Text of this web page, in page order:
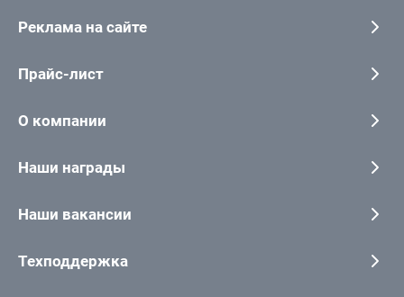
Реклама на сайте
Прайс-лист
О компании
Наши награды
Наши вакансии
Техподдержка